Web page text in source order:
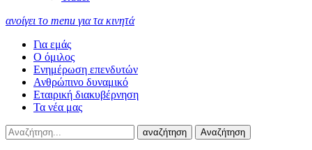
ανοίγει το menu για τα κινητά
Για εμάς
Ο όμιλος
Ενημέρωση επενδυτών
Ανθρώπινο δυναμικό
Εταιρική διακυβέρνηση
Τα νέα μας
αναζήτηση Αναζήτηση